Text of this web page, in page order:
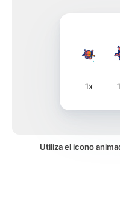
1x
Utiliza el icono